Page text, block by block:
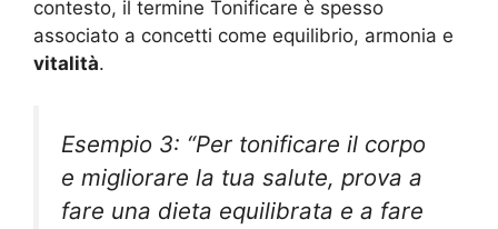
contesto, il termine Tonificare è spesso
associato a concetti come equilibrio, armonia e
vitalità.
Esempio 3: “Per tonificare il corpo
e migliorare la tua salute, prova a
fare una dieta equilibrata e a fare